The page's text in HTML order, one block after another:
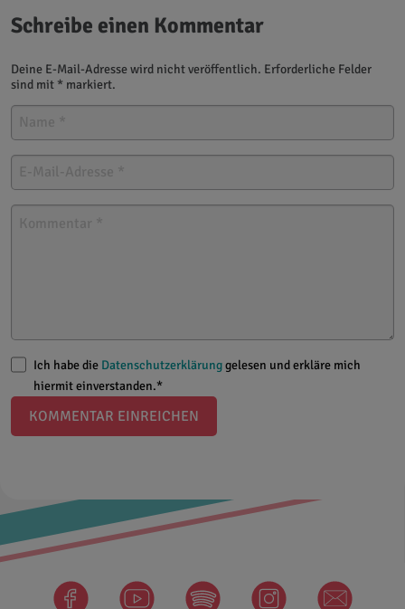
Schreibe einen Kommentar
Deine E-Mail-Adresse wird nicht veröffentlich. Erforderliche Felder
sind mit * markiert.
Ich habe die Datenschutzerklärunggelesen und erkläre mich
hiermit einverstanden.*
KOMMENTAR EINREICHEN
facebook Spotify instagram newsletter